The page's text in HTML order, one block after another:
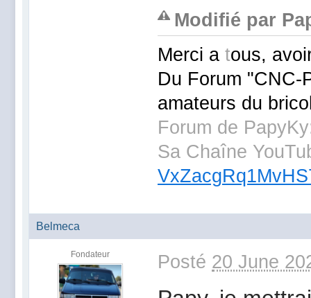
Modifié par
Merci a tous,
Du Forum
amateurs du
Forum de
Sa Chaîne
Belmeca
Fondateur Posté 20 June